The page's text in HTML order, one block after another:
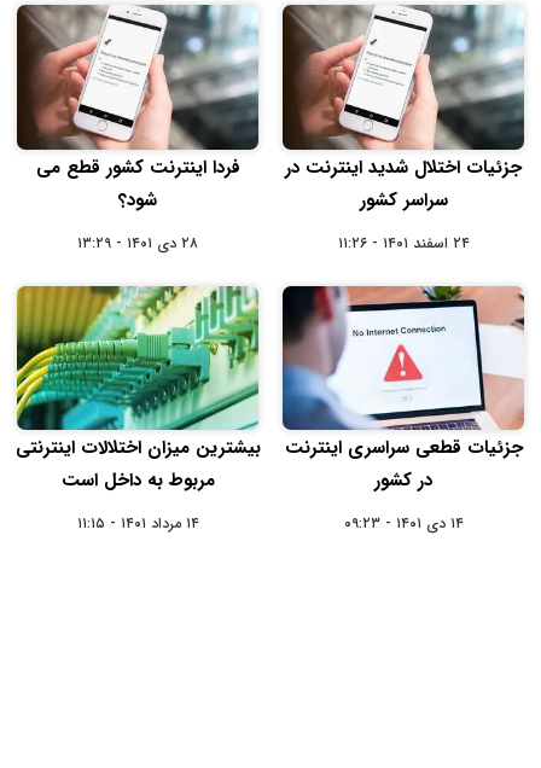
جزئیات اختلال شدید اینترنت در
سراسر کشور
۲۴ اسفند ۱۴۰۱ - ۱۱:۲۶
فردا اینترنت کشور قطع می‌
شود؟
۲۸ دی ۱۴۰۱ - ۱۳:۲۹
جزئیات قطعی سراسری اینترنت
در کشور
۱۴ دی ۱۴۰۱ - ۰۹:۲۳
بیشترین میزان اختلالات اینترنتی
مربوط به داخل است
۱۴ مرداد ۱۴۰۱ - ۱۱:۱۵